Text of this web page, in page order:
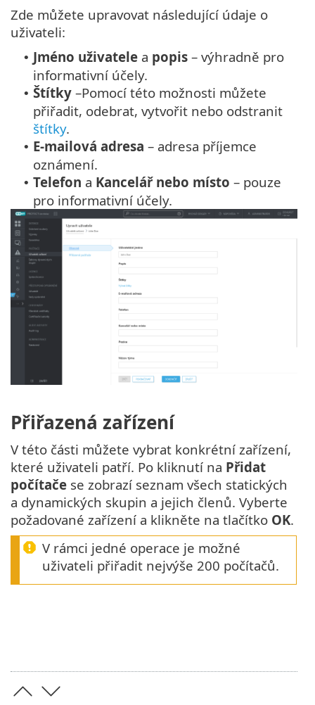
Zde můžete upravovat následující údaje o
uživateli:
• Jméno uživatele a popis – výhradně pro
informativní účely.
• Štítky –Pomocí této možnosti můžete
přiřadit, odebrat, vytvořit nebo odstranit
štítky.
• E-mailová adresa – adresa příjemce
oznámení.
• Telefon a Kancelář nebo místo – pouze
pro informativní účely.
Přiřazená zařízení
V této části můžete vybrat konkrétní zařízení,
které uživateli patří. Po kliknutí na Přidat
počítače se zobrazí seznam všech statických
a dynamických skupin a jejich členů. Vyberte
požadované zařízení a klikněte na tlačítko OK.
V rámci jedné operace je možné
uživateli přiřadit nejvýše 200 počítačů.